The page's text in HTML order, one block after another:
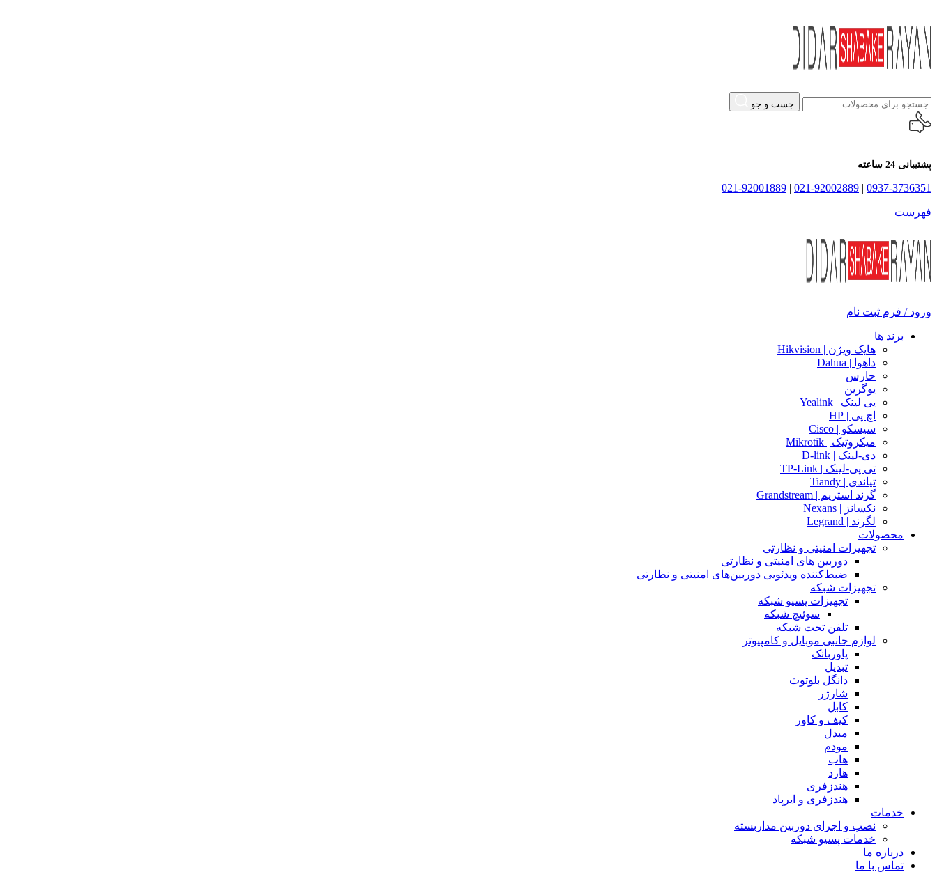
جست و جو
پشتیبانی 24 ساعته
0937-3736351
|
021-92002889
|
021-92001889
فهرست
ورود / فرم ثبت نام
برند ها
هایک ویژن | Hikvision
داهوا | Dahua
حارس
یوگرین
یی لینک | Yealink
اچ پی | HP
سیسکو | Cisco
میکروتیک | Mikrotik
دی-لینک | D-link
تی پی-لینک | TP-Link
تیاندی | Tiandy
گرند استریم | Grandstream
نکسانز | Nexans
لگرند | Legrand
محصولات
تجهیزات امنیتی و نظارتی
دوربین های امنیتی و نظارتی
ضبط‌کننده ویدئویی دوربین‌های امنیتی و نظارتی
تجهیزات شبکه
تجهیزات پسیو شبکه
سوئیچ‌ شبکه
تلفن تحت شبکه
لوازم جانبی موبایل و کامپیوتر
پاوربانک
تبدیل
دانگل بلوتوث
شارژر
کابل
کیف و کاور
مبدل
مودم
هاب
هارد
هندزفری
هندزفری و ایرپاد
خدمات
نصب و اجرای دوربین مداربسته
خدمات پسیو شبکه
درباره ما
تماس با ما